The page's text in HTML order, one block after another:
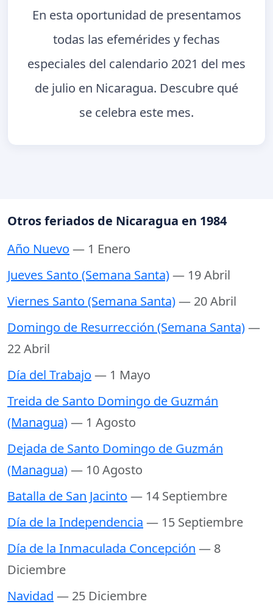
En esta oportunidad de presentamos
todas las efemérides y fechas
especiales del calendario 2021 del mes
de julio en Nicaragua. Descubre qué
se celebra este mes.
Otros feriados de Nicaragua en 1984
Año Nuevo — 1 Enero
Jueves Santo (Semana Santa)— 19 Abril
Viernes Santo (Semana Santa)— 20 Abril
Domingo de Resurrección (Semana Santa)—
22 Abril
Día del Trabajo — 1 Mayo
Treida de Santo Domingo de Guzmán
(Managua)— 1 Agosto
Dejada de Santo Domingo de Guzmán
(Managua)— 10 Agosto
Batalla de San Jacinto — 14 Septiembre
Día de la Independencia — 15 Septiembre
Día de la Inmaculada Concepción — 8
Diciembre
Navidad — 25 Diciembre